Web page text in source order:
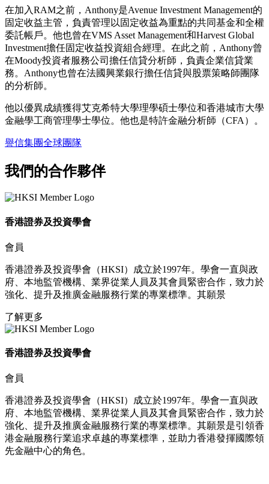
在加入RAM之前，Anthony是Avenue Investment Management的
固定收益主管，負責管理以固定收益為重點的共同基金和全權
委託帳戶。他也曾在VMS Asset Management和Harvest Global
Investment擔任固定收益投資組合經理。在此之前，Anthony曾
在Moody投資者服務公司擔任信貸分析師，負責企業信貸業
務。Anthony也曾在法國興業銀行擔任信貸與股票策略師團隊
的分析師。
他以優異成績獲得艾克希特大學理學碩士學位和香港城市大學
金融學工商管理學士學位。他也是特許金融分析師（CFA）。
譽信集團全球團隊
我們的合作夥伴
香港證券及投資學會​​
會員​​
香港證券及投資學會（HKSI）成立於1997年。學會一直與政
府、本地監管機構、業界從業人員及其會員緊密合作，致力於
強化、提升及推廣金融服務行業的專業標準。其願景
了解更多
香港證券及投資學會​​
會員​​
香港證券及投資學會（HKSI）成立於1997年。學會一直與政
府、本地監管機構、業界從業人員及其會員緊密合作，致力於
強化、提升及推廣金融服務行業的專業標準。其願景是引領香
港金融服務行業追求卓越的專業標準，並助力香港發揮國際領
先金融中心的角色。​